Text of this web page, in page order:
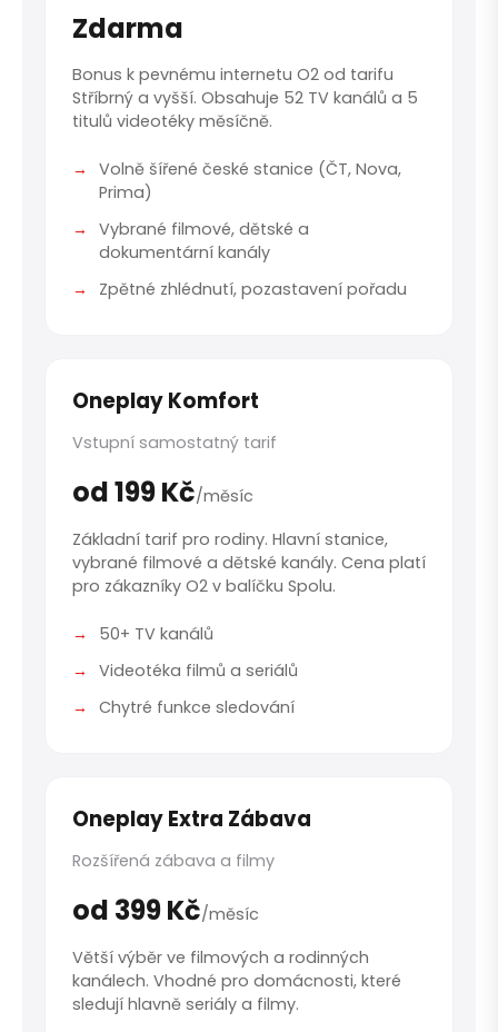
Zdarma
Bonus k pevnému internetu O2 od tarifu
Stříbrný a vyšší. Obsahuje 52 TV kanálů a 5
titulů videotéky měsíčně.
Volně šířené české stanice (ČT, Nova,
Prima)
Vybrané filmové, dětské a
dokumentární kanály
Zpětné zhlédnutí, pozastavení pořadu
Oneplay Komfort
Vstupní samostatný tarif
od 199 Kč/měsíc
Základní tarif pro rodiny. Hlavní stanice,
vybrané filmové a dětské kanály. Cena platí
pro zákazníky O2 v balíčku Spolu.
50+ TV kanálů
Videotéka filmů a seriálů
Chytré funkce sledování
Oneplay Extra Zábava
Rozšířená zábava a filmy
od 399 Kč/měsíc
Větší výběr ve filmových a rodinných
kanálech. Vhodné pro domácnosti, které
sledují hlavně seriály a filmy.